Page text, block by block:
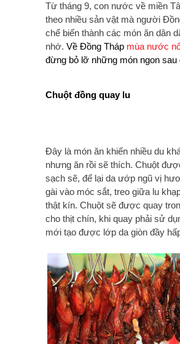
Từ tháng 9, con nước về miền
theo nhiều sản vật mà người
chế biến thành các món ăn dân
nhớ. Về Đồng Tháp mùa nước
đừng bỏ lỡ những món ngon sau
Chuột đồng quay lu
Đây là món ăn khiến nhiều du
nhưng ăn rồi sẽ thích. Chuột
sạch sẽ, để lại da ướp ngũ vị
gài vào móc sắt, treo giữa lu
thật kín. Chuột sẽ được quay
cho thịt chín, khi quay phải sử
mới tạo được lớp da giòn đầy